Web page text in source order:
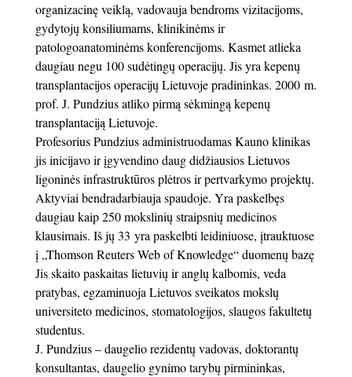
organizacinę veiklą, vadovauja bendroms vizitacijoms,
gydytojų konsiliumams, klinikinėms ir
patologoanatominėms konferencijoms. Kasmet atlieka
daugiau negu 100 sudėtingų operacijų. Jis yra kepenų
transplantacijos operacijų Lietuvoje pradininkas. 2000 m.
prof. J. Pundzius atliko pirmą sėkmingą kepenų
transplantaciją Lietuvoje.
Profesorius Pundzius administruodamas Kauno klinikas
jis inicijavo ir įgyvendino daug didžiausios Lietuvos
ligoninės infrastruktūros plėtros ir pertvarkymo projektų.
Aktyviai bendradarbiauja spaudoje. Yra paskelbęs
daugiau kaip 250 mokslinių straipsnių medicinos
klausimais. Iš jų 33 yra paskelbti leidiniuose, įtrauktuose
į „Thomson Reuters Web of Knowledge“ duomenų bazę
Jis skaito paskaitas lietuvių ir anglų kalbomis, veda
pratybas, egzaminuoja Lietuvos sveikatos mokslų
universiteto medicinos, stomatologijos, slaugos fakultetų
studentus.
J. Pundzius – daugelio rezidentų vadovas, doktorantų
konsultantas, daugelio gynimo tarybų pirmininkas,